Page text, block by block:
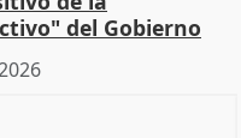
del Gobierno